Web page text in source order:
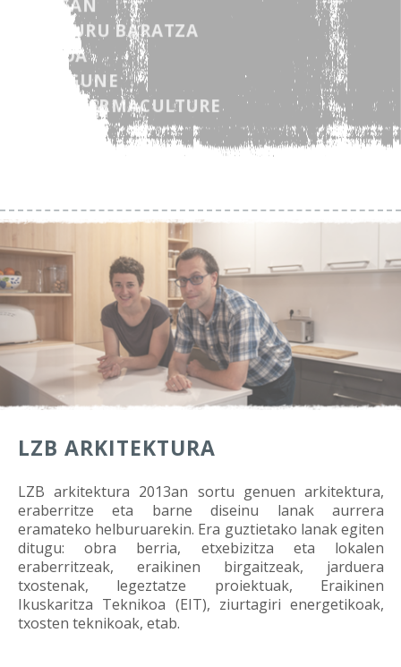
PAREAN
SORBURU BARATZA
BADOA
GIZAGUNE
MAÏA PERMACULTURE
LZB ARKITEKTURA
LZB arkitektura 2013an sortu genuen arkitektura,
eraberritze eta barne diseinu lanak aurrera
eramateko helburuarekin. Era guztietako lanak egiten
ditugu: obra berria, etxebizitza eta lokalen
eraberritzeak, eraikinen birgaitzeak, jarduera
txostenak, legeztatze proiektuak, Eraikinen
Ikuskaritza Teknikoa (EIT), ziurtagiri energetikoak,
txosten teknikoak, etab.